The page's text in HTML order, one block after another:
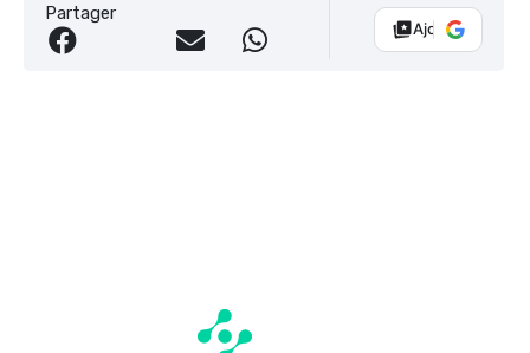
Partager
Ajouter Vélo